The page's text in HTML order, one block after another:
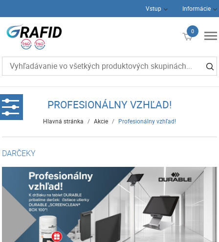
Vstup Informácie
0
€0
PROFESIONÁLNY VZHĽAD!
Hlavná stránka / Akcie / Profesionálny vzhľad!
DARČEKY